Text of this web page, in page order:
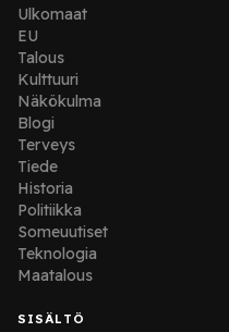
Ulkomaat
EU
Talous
Kulttuuri
Näkökulma
Blogi
Terveys
Tiede
Historia
Politiikka
Someuutiset
Teknologia
Maatalous
SISÄLTÖ